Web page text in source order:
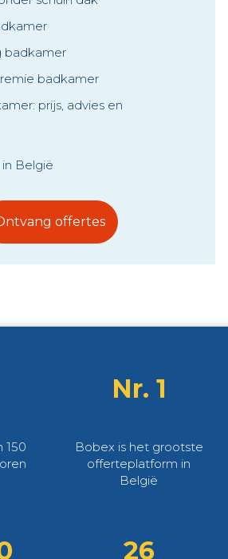
badkamer
badkamer
prijs, advies en
België
offertes
150
Nr. 1
Bobex is het grootste
offerteplatform in
België
26